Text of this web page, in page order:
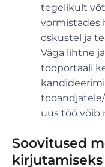
tegelikult
vormistades
oskustel ja
Väga lihtne
tööportaali
uus töö võib
Soovitused
kirjutamiseks